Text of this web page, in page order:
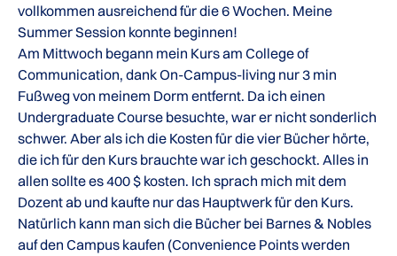
vollkommen ausreichend für die 6 Wochen. Meine
Summer Session konnte beginnen!
Am Mittwoch begann mein Kurs am College of
Communication, dank On-Campus-living nur 3 min
Fußweg von meinem Dorm entfernt. Da ich einen
Undergraduate Course besuchte, war er nicht sonderlich
schwer. Aber als ich die Kosten für die vier Bücher hörte,
die ich für den Kurs brauchte war ich geschockt. Alles in
allen sollte es 400 $ kosten. Ich sprach mich mit dem
Dozent ab und kaufte nur das Hauptwerk für den Kurs.
Natürlich kann man sich die Bücher bei Barnes & Nobles
auf den Campus kaufen (Convenience Points werden